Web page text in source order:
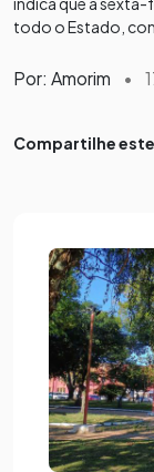
todo o Estado,
Por: Amorim •
Compartilhe